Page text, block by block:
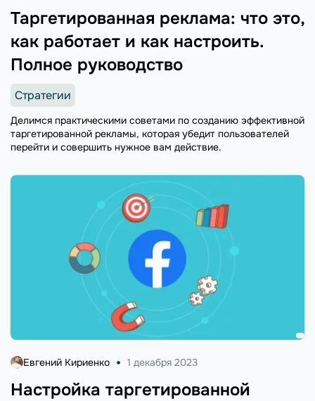
Таргетированная реклама: что это,
как работает и как настроить.
Полное руководство
Стратегии
Делимся практическими советами по созданию эффективной
таргетированной рекламы, которая убедит пользователей
перейти и совершить нужное вам действие.
Настройка таргетированной
Евгений Кириенко 1 декабря 2023